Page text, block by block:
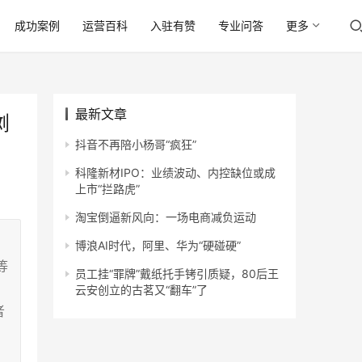
成功案例 运营百科 入驻有赞 专业问答 更多
最新文章
抖音不再陪小杨哥“疯狂”
科隆新材IPO：业绩波动、内控缺位或成
上市“拦路虎”
淘宝倒逼新风向：一场电商减负运动
博浪AI时代，阿里、华为“硬碰硬”
员工挂“罪牌”戴纸托手铐引质疑，80后王
云安创立的古茗又“翻车”了